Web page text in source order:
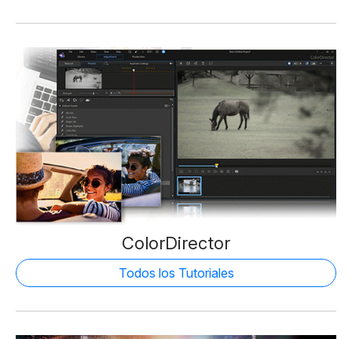
ColorDirector
Todos los Tutoriales